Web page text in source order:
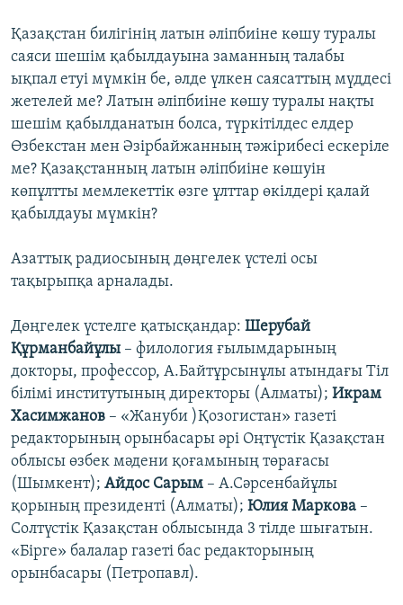
Қазақстан билігінің латын әліпбиіне көшу туралы
саяси шешім қабылдауына заманның талабы
ықпал етуі мүмкін бе, әлде үлкен саясаттың мүддесі
жетелей ме? Латын әліпбиіне көшу туралы нақты
шешім қабылданатын болса, түркітілдес елдер
Өзбекстан мен Әзірбайжанның тәжірибесі ескеріле
ме? Қазақстанның латын әліпбиіне көшуін
көпұлтты мемлекеттік өзге ұлттар өкілдері қалай
қабылдауы мүмкін?
Азаттық радиосының дөңгелек үстелі осы
тақырыпқа арналады.
Дөңгелек үстелге қатысқандар: Шерубай
Құрманбайұлы – филология ғылымдарының
докторы, профессор, А.Байтұрсынұлы атындағы Тіл
білімі институтының директоры (Алматы); Икрам
Хасимжанов – «Жануби )Қозогистан» газеті
редакторының орынбасары әрі Оңтүстік Қазақстан
облысы өзбек мәдени қоғамының төрағасы
(Шымкент); Айдос Сарым – А.Сәрсенбайұлы
қорының президенті (Алматы); Юлия Маркова –
Солтүстік Қазақстан облысында 3 тілде шығатын.
«Бірге» балалар газеті бас редакторының
орынбасары (Петропавл).